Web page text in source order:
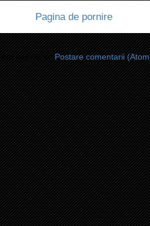
Pagina de pornire
Abonați-vă la:Postare comentarii